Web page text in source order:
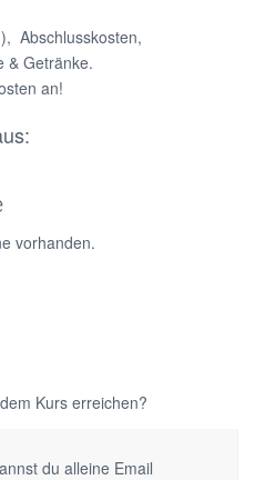
Abschlusskosten,
& Getränke.
an!
vorhanden.
Kurs erreichen?
du alleine Email